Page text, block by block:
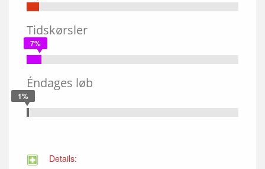
Tidskørsler
7%
Éndages løb
1%
Details: